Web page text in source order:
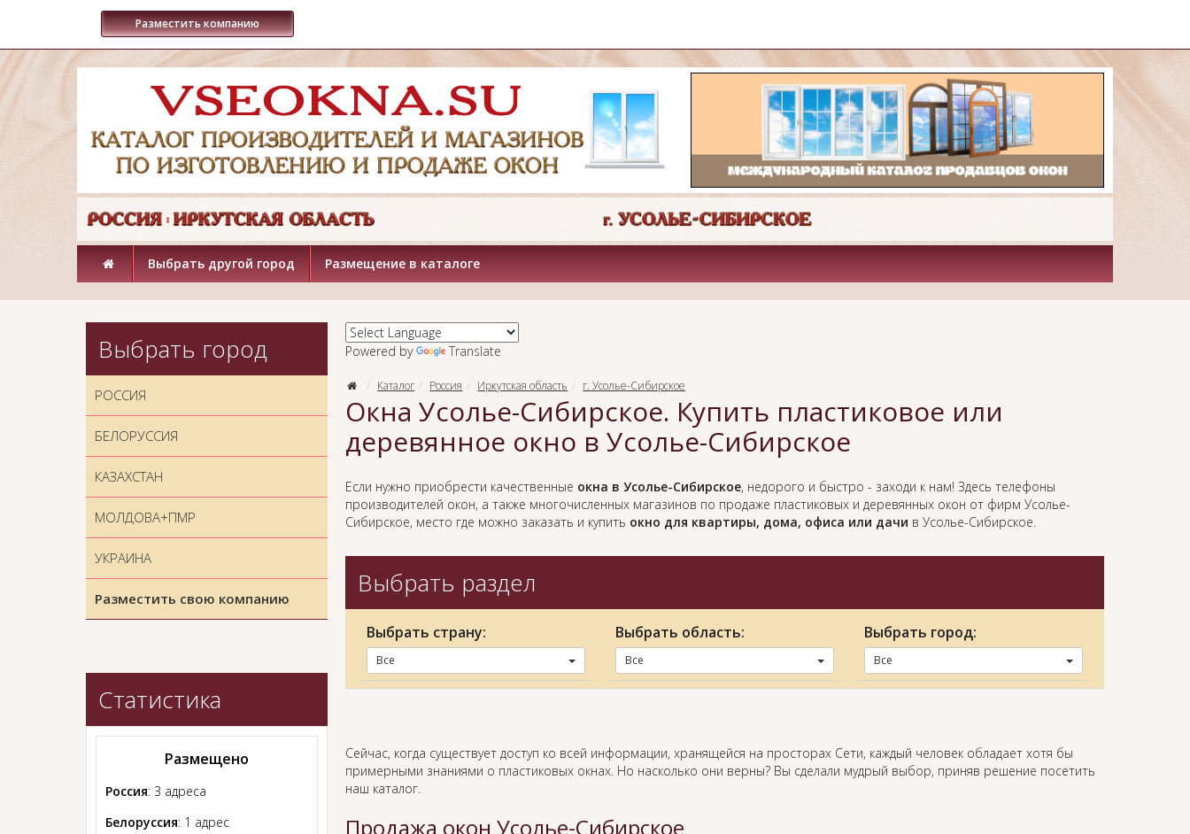
Разместить компанию
Выбрать другой город Размещение в каталоге
Powered by Translate
Каталог Россия Иркутская область г. Усолье-Сибирское
Окна Усолье-Сибирское. Купить пластиковое или
деревянное окно в Усолье-Сибирское
Если нужно приобрести качественные окна в Усолье-Сибирское, недорого и быстро - заходи к нам! Здесь телефоны
производителей окон, а также многочисленных магазинов по продаже пластиковых и деревянных окон от фирм Усолье-
Сибирское, место где можно заказать и купить окно для квартиры, дома, офиса или дачи в Усолье-Сибирское.
Выбрать раздел
Выбрать страну:
Все
Выбрать область:
Все
Выбрать город:
Все
Сейчас, когда существует доступ ко всей информации, хранящейся на просторах Сети, каждый человек обладает хотя бы
примерными знаниями о пластиковых окнах. Но насколько они верны? Вы сделали мудрый выбор, приняв решение посетить
наш каталог.
Продажа окон Усолье-Сибирское
Выбрать город
РОССИЯ
БЕЛОРУССИЯ
КАЗАХСТАН
МОЛДОВА+ПМР
УКРАИНА
Разместить свою компанию
Статистика
Размещено
Россия: 3 адреса
Белоруссия: 1 адрес